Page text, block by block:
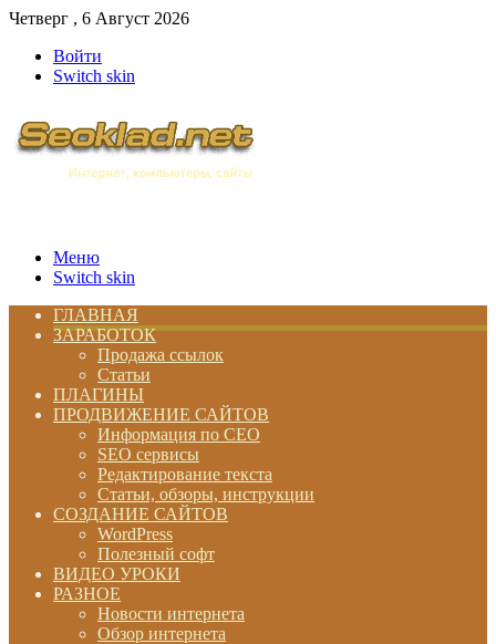
Четверг , 6 Август 2026
Войти
Switch skin
Меню
Switch skin
ГЛАВНАЯ
ЗАРАБОТОК
Продажа ссылок
Статьи
ПЛАГИНЫ
ПРОДВИЖЕНИЕ САЙТОВ
Информация по СЕО
SEO сервисы
Редактирование текста
Статьи, обзоры, инструкции
СОЗДАНИЕ САЙТОВ
WordPress
Полезный софт
ВИДЕО УРОКИ
РАЗНОЕ
Новости интернета
Обзор интернета